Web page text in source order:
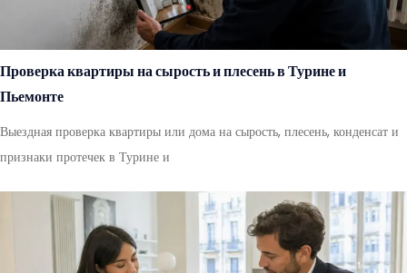
Проверка квартиры на сырость и плесень в Турине и
Пьемонте
Выездная проверка квартиры или дома на сырость, плесень, конденсат и
признаки протечек в Турине и